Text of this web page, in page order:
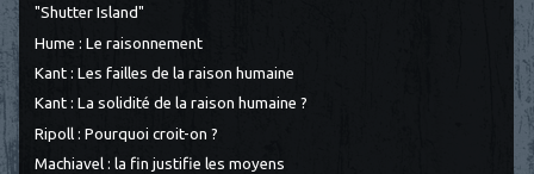
"Shutter Island"
Hume : Le raisonnement
Kant : Les failles de la raison humaine
Kant : La solidité de la raison humaine ?
Ripoll : Pourquoi croit-on ?
Machiavel : la fin justifie les moyens